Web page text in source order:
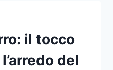
il tocco
del